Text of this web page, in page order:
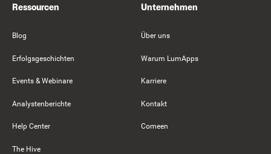
Ressourcen
Blog
Erfolgsgeschichten
Events & Webinare
Analystenberichte
Help Center
The Hive
Unternehmen
Über uns
Warum LumApps
Karriere
Kontakt
Comeen